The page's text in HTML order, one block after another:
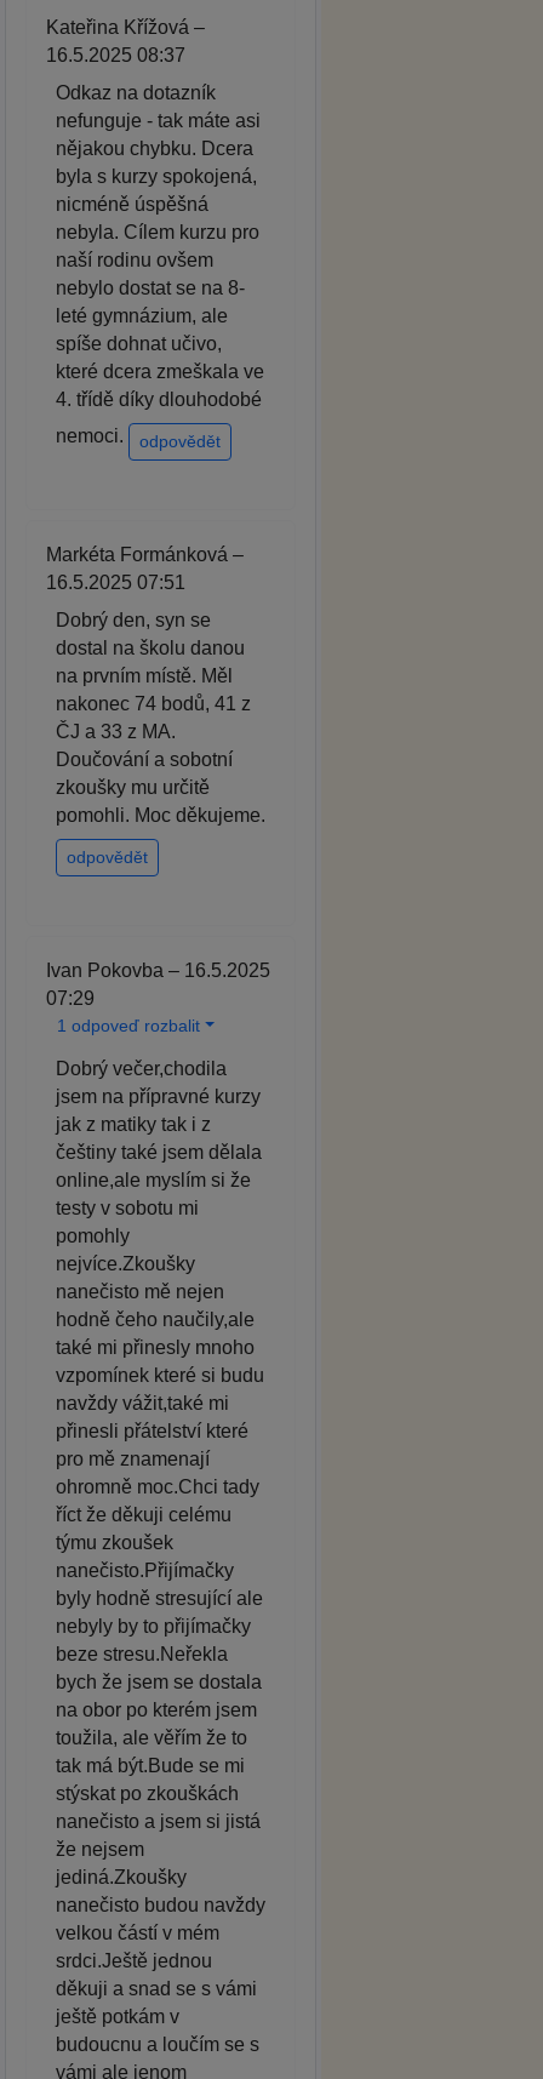
Kateřina Křížová –
16.5.2025 08:37
Odkaz na dotazník
nefunguje - tak máte asi
nějakou chybku. Dcera
byla s kurzy spokojená,
nicméně úspěšná
nebyla. Cílem kurzu pro
naší rodinu ovšem
nebylo dostat se na 8-
leté gymnázium, ale
spíše dohnat učivo,
které dcera zmeškala ve
4. třídě díky dlouhodobé
nemoci.
odpovědět
Markéta Formánková –
16.5.2025 07:51
Dobrý den, syn se
dostal na školu danou
na prvním místě. Měl
nakonec 74 bodů, 41 z
ČJ a 33 z MA.
Doučování a sobotní
zkoušky mu určitě
pomohli. Moc děkujeme.
odpovědět
Ivan Pokovba – 16.5.2025
07:29
1 odpoveď rozbalit
Dobrý večer,chodila
jsem na přípravné kurzy
jak z matiky tak i z
češtiny také jsem dělala
online,ale myslím si že
testy v sobotu mi
pomohly
nejvíce.Zkoušky
nanečisto mě nejen
hodně čeho naučily,ale
také mi přinesly mnoho
vzpomínek které si budu
navždy vážit,také mi
přinesli přátelství které
pro mě znamenají
ohromně moc.Chci tady
říct že děkuji celému
týmu zkoušek
nanečisto.Přijímačky
byly hodně stresující ale
nebyly by to přijímačky
beze stresu.Neřekla
bych že jsem se dostala
na obor po kterém jsem
toužila, ale věřím že to
tak má být.Bude se mi
stýskat po zkouškách
nanečisto a jsem si jistá
že nejsem
jediná.Zkoušky
nanečisto budou navždy
velkou částí v mém
srdci.Ještě jednou
děkuji a snad se s vámi
ještě potkám v
budoucnu a loučím se s
vámi ale jenom